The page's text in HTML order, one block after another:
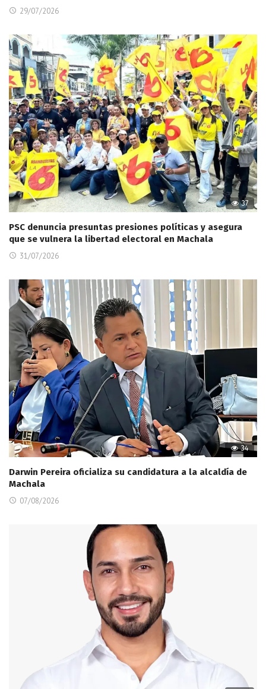
29/07/2026
37
PSC denuncia presuntas presiones políticas y asegura
que se vulnera la libertad electoral en Machala
31/07/2026
34
Darwin Pereira oficializa su candidatura a la alcaldía de
Machala
07/08/2026